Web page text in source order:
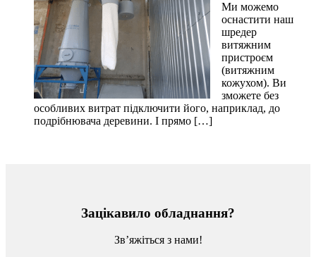
Ми можемо
оснастити наш
шредер
витяжним
пристроєм
(витяжним
кожухом). Ви
зможете без
особливих витрат підключити його, наприклад, до
подрібнювача деревини. І прямо […]
Зацікавило обладнання?
Зв’яжіться з нами!